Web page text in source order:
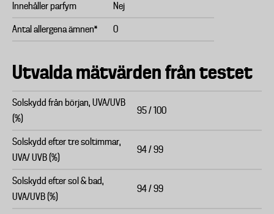
Innehåller parfym Nej
Antal allergena ämnen* 0
Utvalda mätvärden från testet
Solskydd från början, UVA/UVB
(%)
95 / 100
Solskydd efter tre soltimmar,
UVA/ UVB (%)
94 / 99
Solskydd efter sol & bad,
UVA/UVB (%)
94 / 99